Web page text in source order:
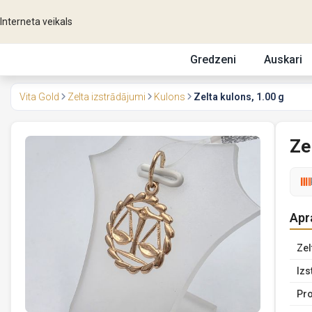
Interneta veikals
Gredzeni Auskari
Vita Gold Zelta izstrādājumi Kulons Zelta kulons, 1.00 g